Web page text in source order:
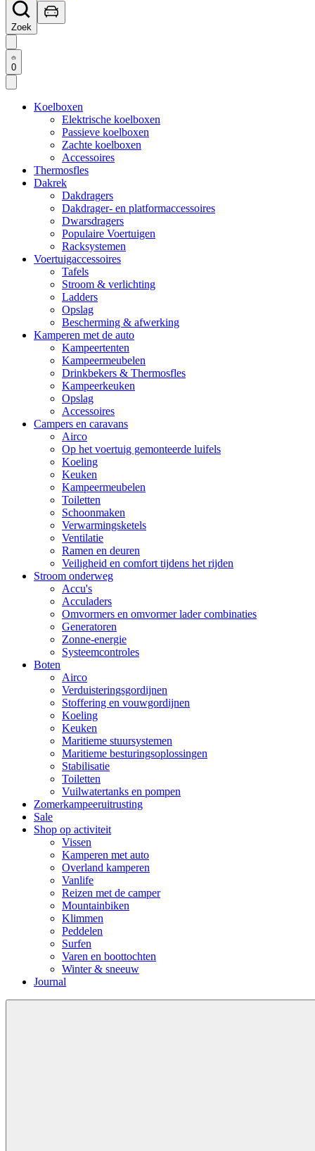
Zoek
0
Koelboxen
Elektrische koelboxen
Passieve koelboxen
Zachte koelboxen
Accessoires
Thermosfles
Dakrek
Dakdragers
Dakdrager- en platformaccessoires
Dwarsdragers
Populaire Voertuigen
Racksystemen
Voertuigaccessoires
Tafels
Stroom & verlichting
Ladders
Opslag
Bescherming & afwerking
Kamperen met de auto
Kampeertenten
Kampeermeubelen
Drinkbekers & Thermosfles
Kampeerkeuken
Opslag
Accessoires
Campers en caravans
Airco
Op het voertuig gemonteerde luifels
Koeling
Keuken
Kampeermeubelen
Toiletten
Schoonmaken
Verwarmingsketels
Ventilatie
Ramen en deuren
Veiligheid en comfort tijdens het rijden
Stroom onderweg
Accu's
Acculaders
Omvormers en omvormer lader combinaties
Generatoren
Zonne-energie
Systeemcontroles
Boten
Airco
Verduisteringsgordijnen
Stoffering en vouwgordijnen
Koeling
Keuken
Maritieme stuursystemen
Maritieme besturingsoplossingen
Stabilisatie
Toiletten
Vuilwatertanks en pompen
Zomerkampeeruitrusting
Sale
Shop op activiteit
Vissen
Kamperen met auto
Overland kamperen
Vanlife
Reizen met de camper
Mountainbiken
Klimmen
Peddelen
Surfen
Varen en boottochten
Winter & sneeuw
Journal